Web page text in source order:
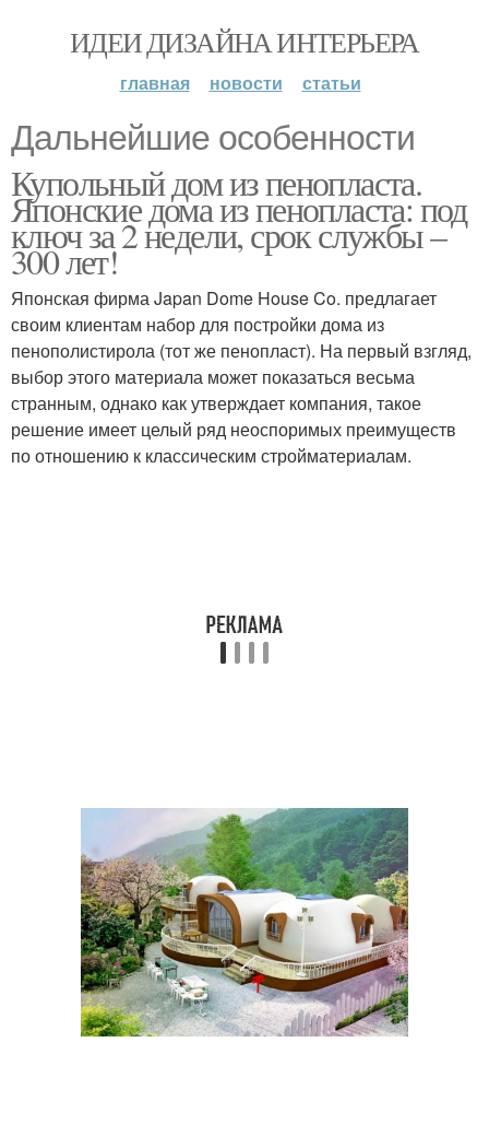
ИДЕИ ДИЗАЙНА ИНТЕРЬЕРА
главная новости статьи
Дальнейшие особенности
Купольный дом из пенопласта.
Японские дома из пенопласта: под
ключ за 2 недели, срок службы –
300 лет!
Японская фирма Japan Dome House Co. предлагает
своим клиентам набор для постройки дома из
пенополистирола (тот же пенопласт). На первый взгляд,
выбор этого материала может показаться весьма
странным, однако как утверждает компания, такое
решение имеет целый ряд неоспоримых преимуществ
по отношению к классическим стройматериалам.